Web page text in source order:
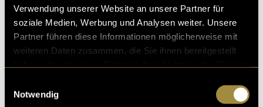
Verwendung unserer Website an unsere Partner für
soziale Medien, Werbung und Analysen weiter. Unsere
Partner führen diese Informationen möglicherweise mit
weiteren Daten zusammen, die Sie ihnen bereitgestellt
Notwendig